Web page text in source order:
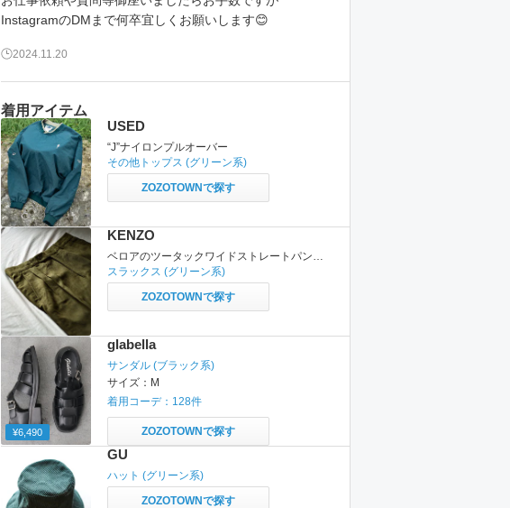
着用アイテム
USED
“J”ナイロンプルオーバー
その他トップス (グリーン系)
ZOZOTOWNで探す
KENZO
ベロアのツータックワイドストレートパンツ。 vintage
スラックス (グリーン系)
ZOZOTOWNで探す
¥6,490
glabella
サンダル (ブラック系)
サイズ： M
着用コーデ： 128件
ZOZOTOWNで探す
GU
ハット (グリーン系)
ZOZOTOWNで探す
2024.11.20